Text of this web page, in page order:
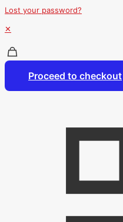
Lost your password?
✕
Proceed to checkout